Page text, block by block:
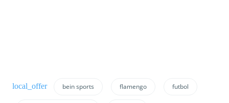
bein sports flamengo futbol